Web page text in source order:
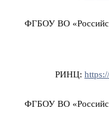
ФГБОУ ВО
РИНЦ:
ФГБОУ ВО